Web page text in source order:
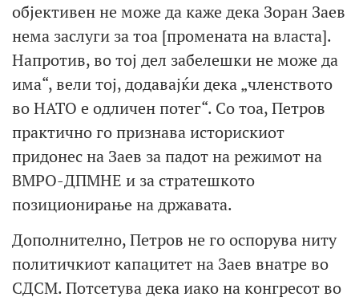
објективен не може да каже дека Зоран Заев
нема заслуги за тоа [промената на власта].
Напротив, во тој дел забелешки не може да
има“, вели тој, додавајќи дека „членството
во НАТО е одличен потег“. Со тоа, Петров
практично го признава историскиот
придонес на Заев за падот на режимот на
ВМРО-ДПМНЕ и за стратешкото
позиционирање на државата.
Дополнително, Петров не го оспорува ниту
политичкиот капацитет на Заев внатре во
СДСМ. Потсетува дека иако на конгресот во